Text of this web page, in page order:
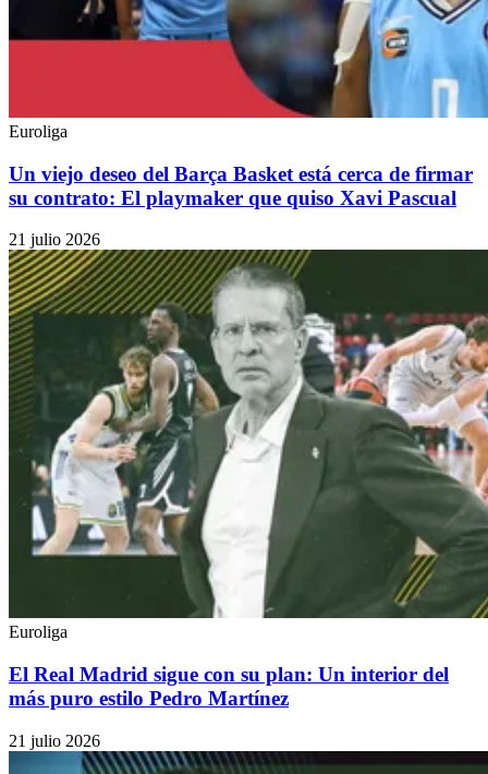
Euroliga
Un viejo deseo del Barça Basket está cerca de firmar
su contrato: El playmaker que quiso Xavi Pascual
21 julio 2026
Euroliga
El Real Madrid sigue con su plan: Un interior del
más puro estilo Pedro Martínez
21 julio 2026